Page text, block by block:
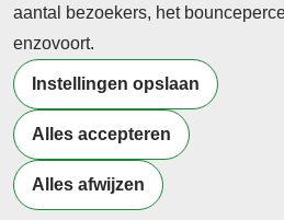
aantal bezoekers, het
enzovoort.
Instellingen opslaan
Alles accepteren
Alles afwijzen
beroepsonderwijs.
©2026 Profiel Actueel
Designed & Powered by